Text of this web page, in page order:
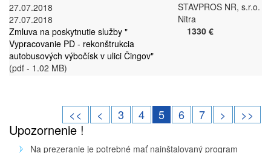
27.07.2018
27.07.2018
Zmluva na poskytnutie služby "
Vypracovanie PD - rekonštrukcia
autobusových výbočísk v ulici Čingov"
(pdf - 1.02 MB)
STAVPROS NR, s.r.o.
Nitra
1330 €
<< < 3 4 5 6 7 > >>
Upozornenie !
Na prezeranie je potrebné mať nainštalovaný program